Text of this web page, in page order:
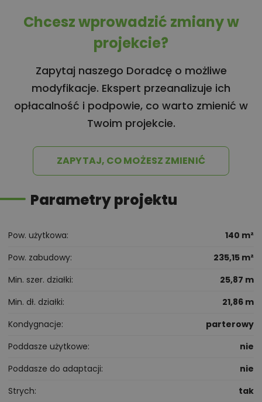
Chcesz wprowadzić zmiany w
projekcie?
Zapytaj naszego Doradcę o możliwe
modyfikacje. Ekspert przeanalizuje ich
opłacalność i podpowie, co warto zmienić w
Twoim projekcie.
ZAPYTAJ, CO MOŻESZ ZMIENIĆ
Parametry projektu
Pow. użytkowa
140 m²
Pow. zabudowy
235,15 m²
Min. szer. działki
25,87 m
Min. dł. działki
21,86 m
Kondygnacje
parterowy
Poddasze użytkowe
nie
Poddasze do adaptacji
nie
Strych
tak